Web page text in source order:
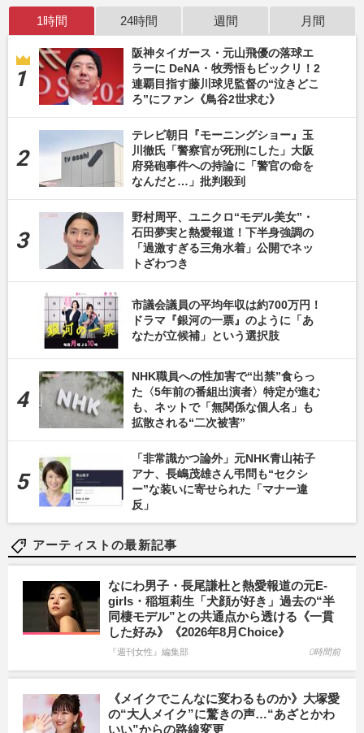
1時間 24時間 週間 月間
阪神タイガース・元山飛優の落球エ
ラーに DeNA・牧秀悟もビックリ！2
連覇目指す藤川球児監督の“泣きどこ
ろ”にファン《鳥谷2世求む》
テレビ朝日『モーニングショー』玉
川徹氏「警察官が死刑にした」大阪
府発砲事件への持論に「警官の命を
なんだと…」批判殺到
野村周平、ユニクロ“モデル美女”・
石田夢実と熱愛報道！下半身強調の
「過激すぎる三角水着」公開でネッ
トざわつき
市議会議員の平均年収は約700万円！
ドラマ『銀河の一票』のように「あ
なたが立候補」という選択肢
NHK職員への性加害で“出禁”食らっ
た〈5年前の番組出演者〉特定が進む
も、ネットで「無関係な個人名」も
拡散される“二次被害”
「非常識かつ論外」元NHK青山祐子
アナ、長嶋茂雄さん弔問も“セクシ
ー”な装いに寄せられた「マナー違
反」
アーティストの最新記事
なにわ男子・長尾謙杜と熱愛報道の元E-
girls・稲垣莉生「犬顔が好き」過去の“半
同棲モデル”との共通点から透ける《一貫
した好み》《2026年8月Choice》
『週刊女性』編集部 0時間前
《メイクでこんなに変わるものか》大塚愛
の“大人メイク”に驚きの声…“あざとかわ
いい”からの路線変更